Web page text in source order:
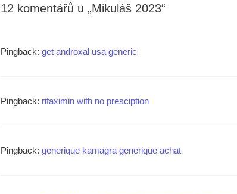
12 komentářů u „Mikuláš 2023“
Pingback: get androxal usa generic
Pingback: rifaximin with no presciption
Pingback: generique kamagra generique achat